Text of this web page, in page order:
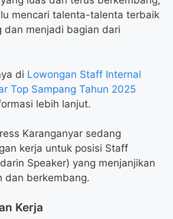
mencari talenta-talenta terbaik
dan menjadi bagian dari
di Lowongan Staff Internal
Top Sampang Tahun 2025
lebih lanjut.
Karanganyar sedang
kerja untuk posisi Staff
Speaker) yang menjanjikan
dan berkembang.
Kerja